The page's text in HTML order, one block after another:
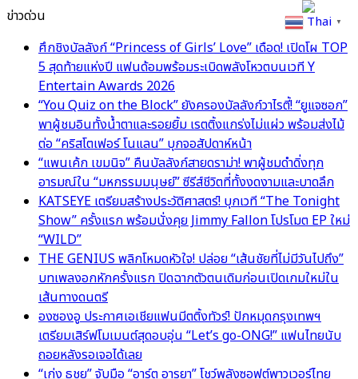
ข่าวด่วน
ศึกชิงบัลลังก์ “Princess of Girls’ Love” เดือด! เปิดโผ TOP
5 สุดท้ายแห่งปี แฟนด้อมพร้อมระเบิดพลังโหวตบนเวที Y
Entertain Awards 2026
“You Quiz on the Block” ยังครองบัลลังก์วาไรตี้! “ยูแจซอก”
พาผู้ชมอินทั้งน้ำตาและรอยยิ้ม เรตติ้งแกร่งไม่แผ่ว พร้อมส่งไม้
ต่อ “คริสโตเฟอร์ โนแลน” บุกจอสัปดาห์หน้า
“แพนเค้ก เขมนิจ” คืนบัลลังก์สายดราม่า! พาผู้ชมดำดิ่งทุก
อารมณ์ใน “มหกรรมมนุษย์” ซีรีส์ชีวิตที่ทั้งงดงามและบาดลึก
KATSEYE เตรียมสร้างประวัติศาสตร์! บุกเวที “The Tonight
Show” ครั้งแรก พร้อมนั่งคุย Jimmy Fallon โปรโมต EP ใหม่
“WILD”
THE GENIUS พลิกโหมดหัวใจ! ปล่อย “เส้นชัยที่ไม่มีวันไปถึง”
บทเพลงอกหักครั้งแรก ปิดฉากตัวตนเดิมก่อนเปิดเกมใหม่ใน
เส้นทางดนตรี
องซองอู ประกาศเอเชียแฟนมีตติ้งทัวร์! ปักหมุดกรุงเทพฯ
เตรียมเสิร์ฟโมเมนต์สุดอบอุ่น “Let’s go-ONG!” แฟนไทยนับ
ถอยหลังรอเจอได้เลย
“เก่ง ธชย” จับมือ “อาร์ต อารยา” โชว์พลังซอฟต์พาวเวอร์ไทย
Thai ▼